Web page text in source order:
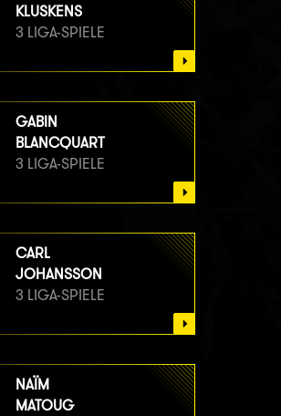
KLUSKENS
3 LIGA-SPIELE
GABIN
BLANCQUART
3 LIGA-SPIELE
CARL
JOHANSSON
3 LIGA-SPIELE
NAÏM
MATOUG